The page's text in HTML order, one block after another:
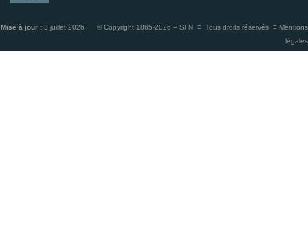
Mise à jour : 3 juillet 2026 © Copyright 1865-2026 – SFN ≡ Tous droits réservés ≡ Mentions
légales